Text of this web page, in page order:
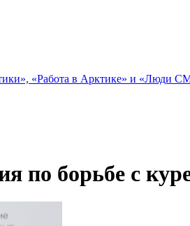
«Работа в Арктике» и «Люди
по борьбе с